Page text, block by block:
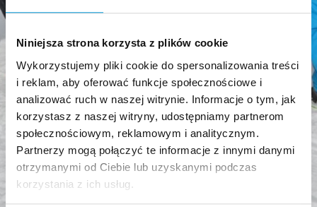
Niniejsza strona korzysta z plików cookie
Wykorzystujemy pliki cookie do spersonalizowania treści
i reklam, aby oferować funkcje społecznościowe i
analizować ruch w naszej witrynie. Informacje o tym, jak
korzystasz z naszej witryny, udostępniamy partnerom
społecznościowym, reklamowym i analitycznym.
Partnerzy mogą połączyć te informacje z innymi danymi
otrzymanymi od Ciebie lub uzyskanymi podczas
korzystania z ich usług.